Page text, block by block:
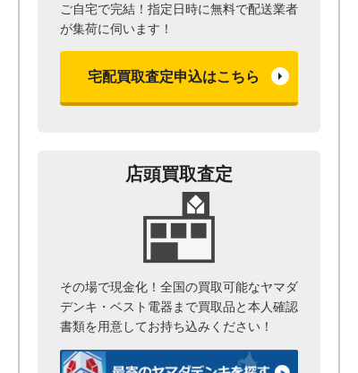
ご自宅で完結！指定日時に無料で配送業者
が集荷に伺います！
宅配買取査定申込はこちら
店頭買取査定
その場で現金化！全国の買取可能なヤマダ
デンキ・ベスト電器まで買取品と本人確認
書類を用意してお持ち込みください！